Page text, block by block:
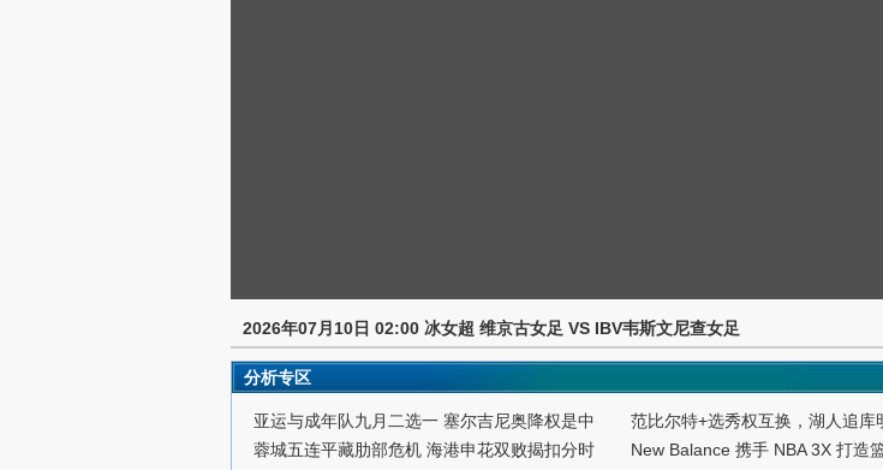
2026年07月10日 02:00 冰女超 维京古女足 VS IBV韦斯文尼查女足
分析专区
亚运与成年队九月二选一 塞尔吉尼奥降权是中
蓉城五连平藏肋部危机 海港申花双败揭扣分时
范比尔特+选秀权互换，湖人追库
New Balance 携手 NBA 3X 打造